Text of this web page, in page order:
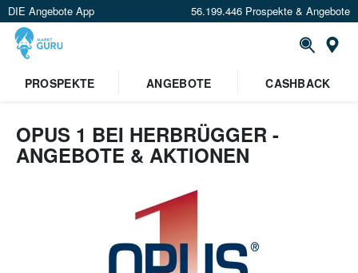
DIE Angebote App 56.199.446 Prospekte & Angebote
Standort festlegen
PROSPEKTE ANGEBOTE CASHBACK
OPUS 1 BEI HERBRÜGGER -
ANGEBOTE & AKTIONEN